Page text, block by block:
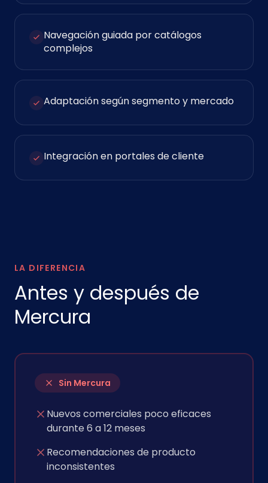
Navegación guiada por catálogos
complejos
Adaptación según segmento y mercado
Integración en portales de cliente
LA DIFERENCIA
Antes y después de
Mercura
Sin Mercura
Nuevos comerciales poco eficaces
durante 6 a 12 meses
Recomendaciones de producto
inconsistentes